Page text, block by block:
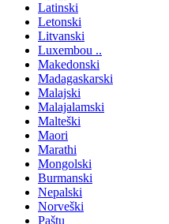
Latinski
Letonski
Litvanski
Luxembou ..
Makedonski
Madagaskarski
Malajski
Malajalamski
Malteški
Maori
Marathi
Mongolski
Burmanski
Nepalski
Norveški
Paštu